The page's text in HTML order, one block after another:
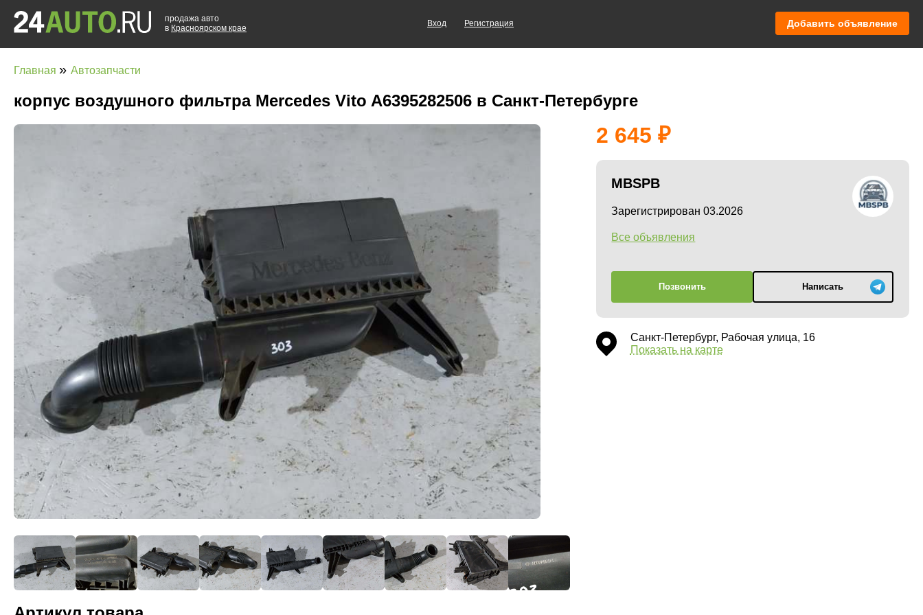
продажа авто
в Красноярском крае
Вход Регистрация Добавить объявление
Главная » Автозапчасти
корпус воздушного фильтра Mercedes Vito A6395282506 в Санкт-Петербурге
2 645
MBSPB
Зарегистрирован 03.2026
Все объявления
Позвонить Написать
Санкт-Петербург, Рабочая улица, 16
Показать на карте